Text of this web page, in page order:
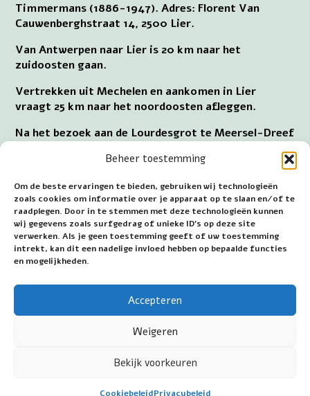
Beheer toestemming
Om de beste ervaringen te bieden, gebruiken wij technologieën
zoals cookies om informatie over je apparaat op te slaan en/of te
raadplegen. Door in te stemmen met deze technologieën kunnen
wij gegevens zoals surfgedrag of unieke ID's op deze site
verwerken. Als je geen toestemming geeft of uw toestemming
intrekt, kan dit een nadelige invloed hebben op bepaalde functies
en mogelijkheden.
Accepteren
Weigeren
Bekijk voorkeuren
CookiebeleidPrivacybeleid
Timmermans (1886-1947). Adres: Florent Van
Cauwenberghstraat 14, 2500 Lier.
Van Antwerpen naar Lier is 20 km naar het
zuidoosten gaan.
Vertrekken uit Mechelen en aankomen in Lier
vraagt 25 km naar het noordoosten afleggen.
Na het bezoek aan de Lourdesgrot te Meersel-Dreef
naar de Mariakapel in Lier gaan, houdt in 65 km naar
het zuiden reizen.
Het bedevaartsoord te Scherpenheuvel verlaten en
in Lier naar het genadebeeld gaan, betekent 40 km
naar het noordwesten overbruggen.
Uit het Nederlandse Breda vertrekken om in Lier te
geraken, vereist 75 km zuidwaarts gaan.
~~~
Datum eerste publicatie: 22 mei 2026